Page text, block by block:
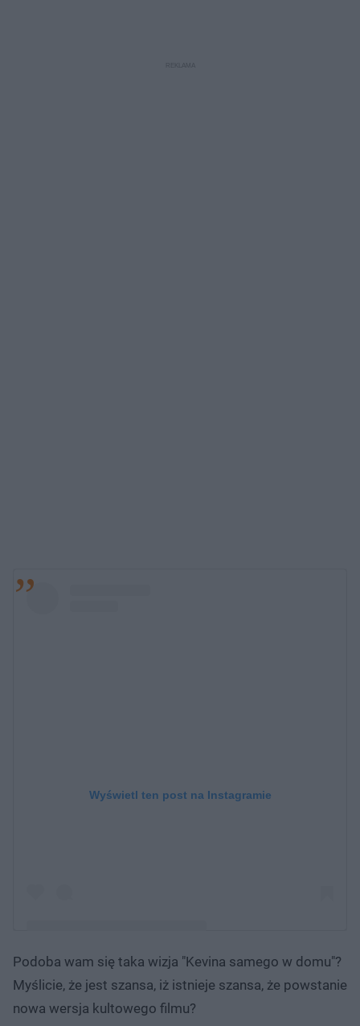
Wyświetl ten post na Instagramie
Post udostępniony przez Macaulay 'Instagram' Culkin
(@culkamania)
Podoba wam się taka wizja "Kevina samego w domu"?
Myślicie, że jest szansa, iż istnieje szansa, że powstanie
nowa wersja kultowego filmu?